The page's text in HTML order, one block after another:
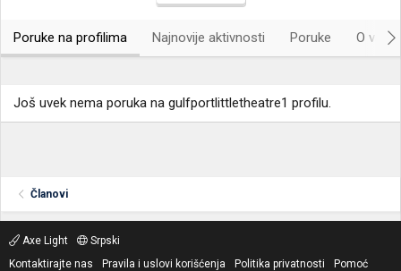
Poruke na profilima Najnovije aktivnosti Poruke O
Još uvek nema poruka na gulfportlittletheatre1 profilu.
Članovi
Axe Light
Srpski
Kontaktirajte nas
Pravila i uslovi korišćenja Politika privatnosti
Pomoć